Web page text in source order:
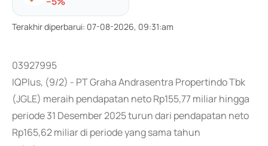
Terakhir diperbarui: 07-08-2026, 09:31:am
03927995
IQPlus, (9/2) - PT Graha Andrasentra Propertindo Tbk
(JGLE) meraih pendapatan neto Rp155,77 miliar hingga
periode 31 Desember 2025 turun dari pendapatan neto
Rp165,62 miliar di periode yang sama tahun